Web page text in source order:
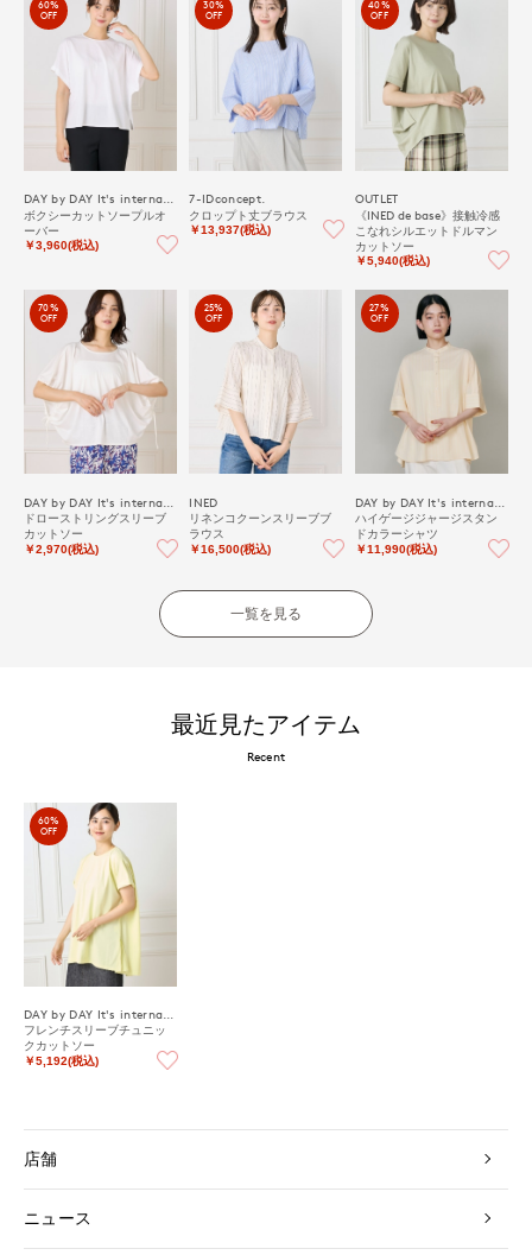
60%
OFF
ボクシーカットソープルオ
ーバー
￥3,960(税込)
30%
OFF
7-IDconcept.
クロップト丈ブラウス
￥13,937(税込)
40%
OFF
OUTLET
《INED de base》接触冷感
こなれシルエットドルマン
カットソー
￥5,940(税込)
70%
OFF
ドローストリングスリーブ
カットソー
￥2,970(税込)
25%
OFF
INED
リネンコクーンスリーブブ
ラウス
￥16,500(税込)
27%
OFF
ハイゲージジャージスタン
ドカラーシャツ
￥11,990(税込)
一覧を見る
最近見たアイテム
Recent
60%
OFF
フレンチスリーブチュニッ
クカットソー
￥5,192(税込)
店舗
ニュース